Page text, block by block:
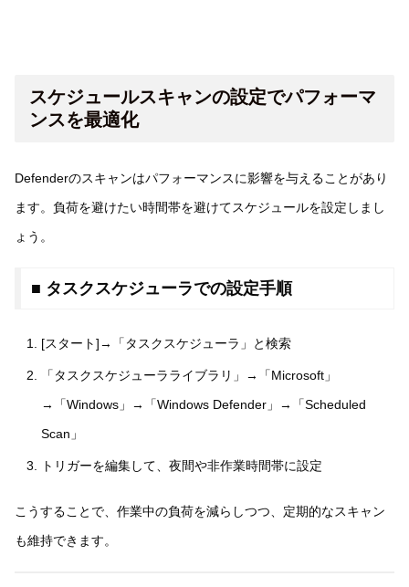
スケジュールスキャンの設定でパフォーマ
ンスを最適化
Defenderのスキャンはパフォーマンスに影響を与えることがあり
ます。負荷を避けたい時間帯を避けてスケジュールを設定しまし
ょう。
■ タスクスケジューラでの設定手順
[スタート]→「タスクスケジューラ」と検索
「タスクスケジューラライブラリ」→「Microsoft」
→「Windows」→「Windows Defender」→「Scheduled
Scan」
トリガーを編集して、夜間や非作業時間帯に設定
こうすることで、作業中の負荷を減らしつつ、定期的なスキャン
も維持できます。